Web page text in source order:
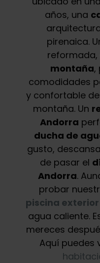
años, una
pirenaica.
reformada,
montaña,
comodidades
y confortable
montaña. Un
Andorra
ducha de
gusto,
de pasar el
Andorra.
probar
piscina
agua caliente.
mereces
Aquí puedes